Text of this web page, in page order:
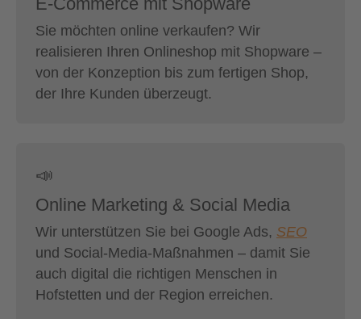
Sie möchten online verkaufen? Wir
realisieren Ihren Onlineshop mit Shopware –
von der Konzeption bis zum fertigen Shop,
der Ihre Kunden überzeugt.
📣
Online Marketing & Social Media
Wir unterstützen Sie bei Google Ads, SEO
und Social-Media-Maßnahmen – damit Sie
auch digital die richtigen Menschen in
Hofstetten und der Region erreichen.